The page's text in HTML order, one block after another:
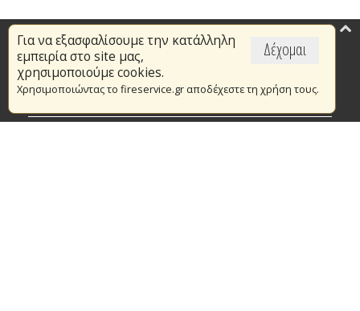
Δέχομαι
Για να εξασφαλίσουμε την κατάλληλη
εμπειρία στο site μας,
χρησιμοποιούμε cookies.
Χρησιμοποιώντας το fireservice.gr αποδέχεστε τη χρήση τους.
Επικαιρότητα
Το Πυροσβεστικό Σώμα